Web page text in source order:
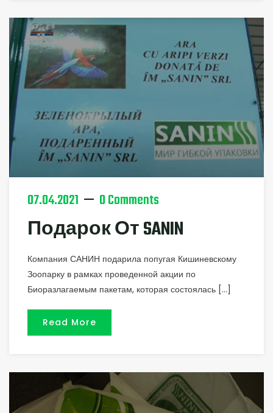
07.04.2021 0 Comments
Подарок От SANIN
Компания САНИН подарила попугая Кишиневскому
Зоопарку в рамках проведенной акции по
Биоразлагаемым пакетам, которая состоялась […]
Read More